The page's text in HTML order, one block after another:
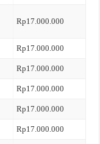
Rp17.000.000
Rp17.000.000
Rp17.000.000
Rp17.000.000
Rp17.000.000
Rp17.000.000